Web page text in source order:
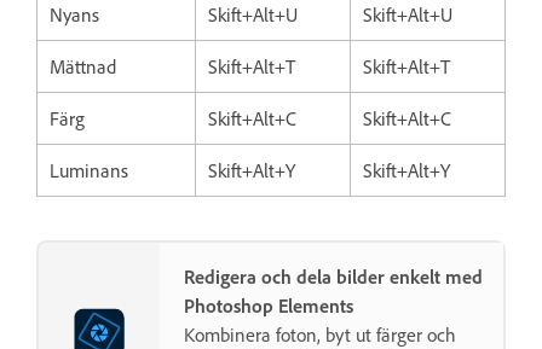
Nyans Skift+Alt+U Skift+Alt+U
Mättnad Skift+Alt+T Skift+Alt+T
Färg Skift+Alt+C Skift+Alt+C
Luminans Skift+Alt+Y Skift+Alt+Y
Redigera och dela bilder enkelt med
Photoshop Elements
Kombinera foton, byt ut färger och